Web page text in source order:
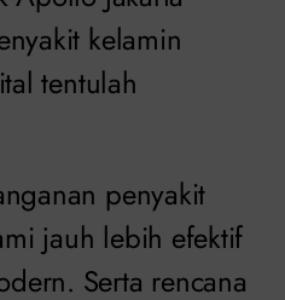
kelamin
tentulah
penyakit
jauh lebih efektif
Serta rencana